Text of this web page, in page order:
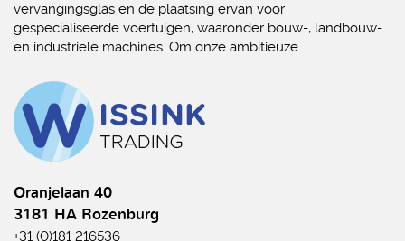
vervangingsglas en de plaatsing ervan voor
gespecialiseerde voertuigen, waaronder bouw-, landbouw-
en industriële machines. Om onze ambitieuze
Oranjelaan 40
3181 HA Rozenburg
+31 (0)181 216536